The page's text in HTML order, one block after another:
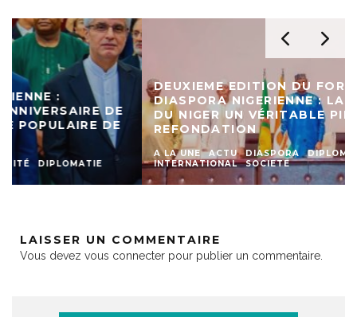
DEUXIEME EDITION DU FORUM DE LA
DIASPORA NIGERIENNE : LA 9ÈME RÉGION
DU NIGER UN VÉRITABLE PILIER POUR LA
REFONDATION
A LA UNE DIASPORA
DIPLOMATIE
INTERNATIONAL
SOCIETE
LAISSER UN COMMENTAIRE
Vous devez vous connecter pour publier un commentaire.